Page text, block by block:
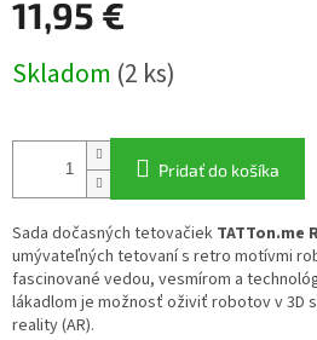
11,95 €
cena:
Skladom (2 ks)
Pridať do košíka
Sada dočasných tetovačiek TATTon.me
umývateľných tetovaní s retro motívmi
fascinované vedou, vesmírom a
lákadlom je možnosť oživiť robotov v 3D
reality (AR).